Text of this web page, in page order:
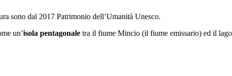
sono dal 2017 Patrimonio dell’Umanità Unesco.
un’isola pentagonale tra il fiume Mincio (il fiume emissario) ed il